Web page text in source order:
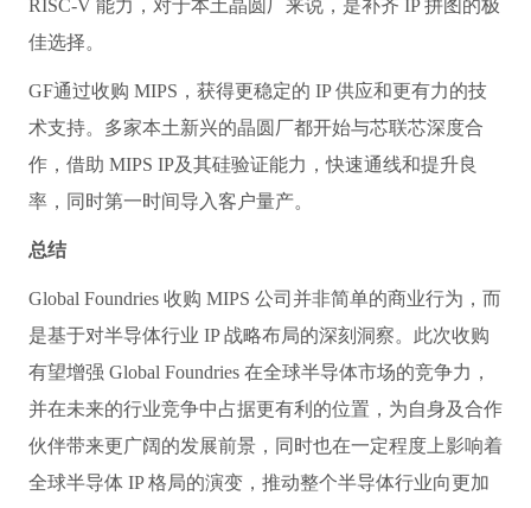
RISC-V 能力，对于本土晶圆厂来说，是补齐 IP 拼图的极
佳选择。
GF通过收购 MIPS，获得更稳定的 IP 供应和更有力的技
术支持。多家本土新兴的晶圆厂都开始与芯联芯深度合
作，借助 MIPS IP及其硅验证能力，快速通线和提升良
率，同时第一时间导入客户量产。
总结
Global Foundries 收购 MIPS 公司并非简单的商业行为，而
是基于对半导体行业 IP 战略布局的深刻洞察。此次收购
有望增强 Global Foundries 在全球半导体市场的竞争力，
并在未来的行业竞争中占据更有利的位置，为自身及合作
伙伴带来更广阔的发展前景，同时也在一定程度上影响着
全球半导体 IP 格局的演变，推动整个半导体行业向更加